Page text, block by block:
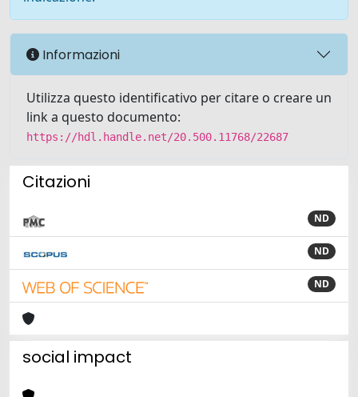
Informazioni
Utilizza questo identificativo per citare o creare un
link a questo documento:
https://hdl.handle.net/20.500.11768/22687
Citazioni
ND
ND
ND
social impact